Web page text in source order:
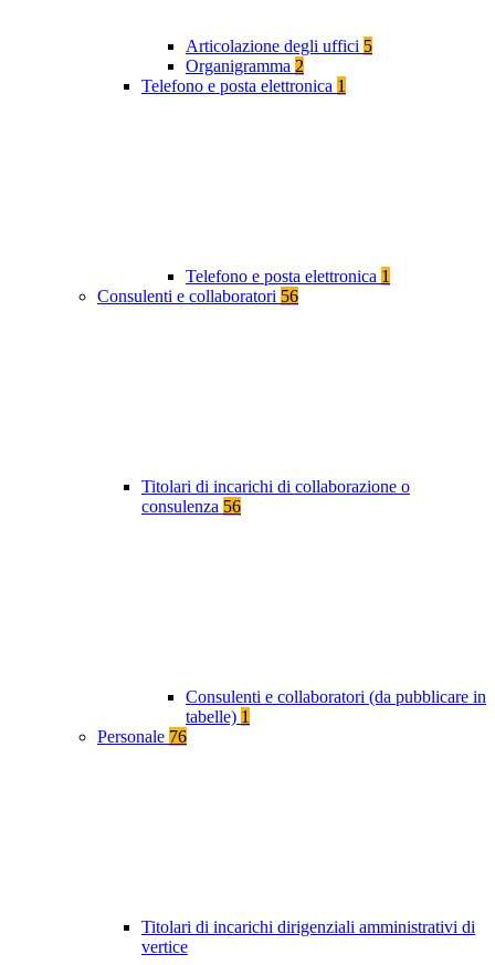
Articolazione degli uffici 5
Organigramma 2
Telefono e posta elettronica 1
Telefono e posta elettronica 1
Consulenti e collaboratori 56
Titolari di incarichi di collaborazione o
consulenza 56
Consulenti e collaboratori (da pubblicare in
tabelle) 1
Personale 76
Titolari di incarichi dirigenziali amministrativi di
vertice